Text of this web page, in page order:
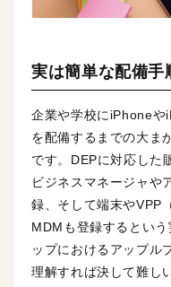
実は簡単な配備手
企業や学校にiPhoneや
を配備するまでの大ま
です。DEPに対応した
ビジネスマネージャや
録、そして端末やVPP
MDMも登録するとい
ップにおけるアップル
理解すれば決して難し